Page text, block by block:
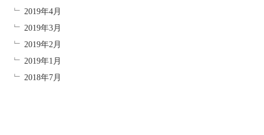
2019年4月
2019年3月
2019年2月
2019年1月
2018年7月